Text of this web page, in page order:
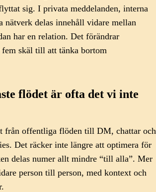
sig. I privata meddelanden, interna
nätverk delas innehåll vidare mellan
har en relation. Det förändrar
fem skäl till att tänka bortom
flödet är ofta det vi inte
från offentliga flöden till DM, chattar och
Det räcker inte längre att optimera för
delas numer allt mindre “till alla”. Mer
person till person, med kontext och